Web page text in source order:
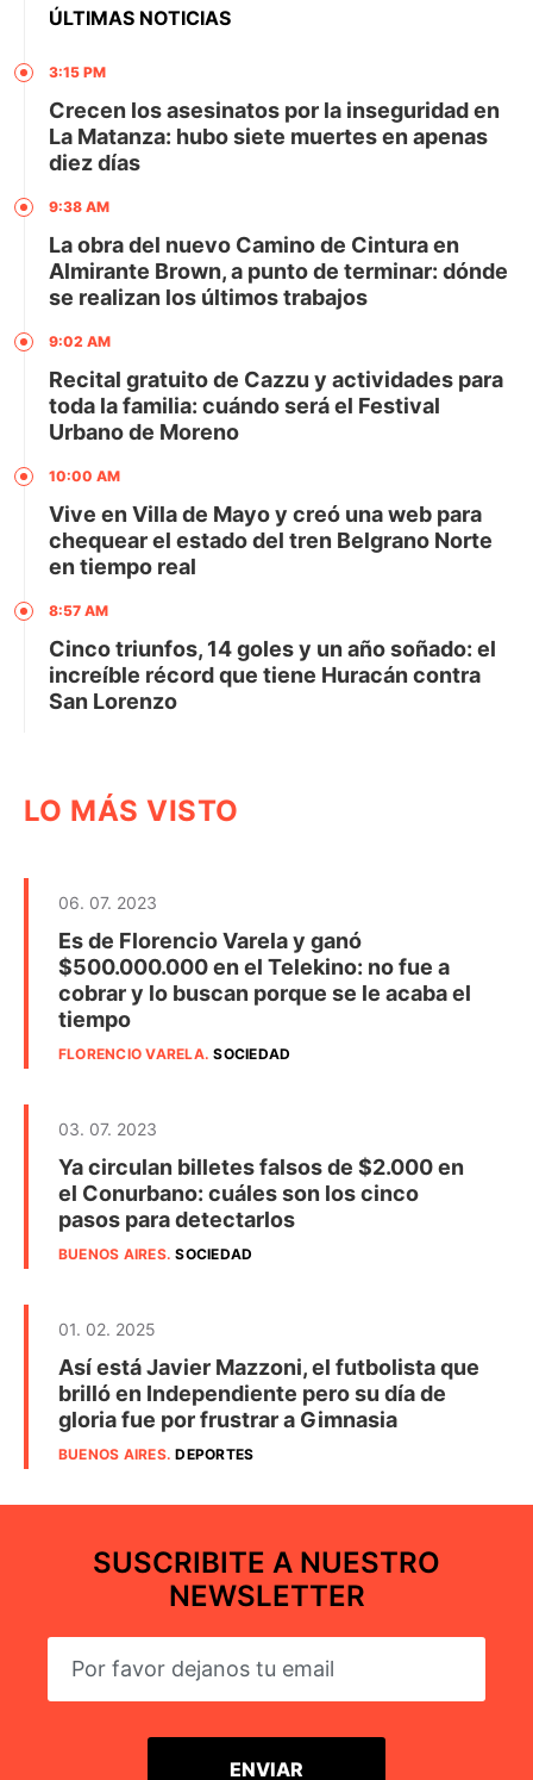
ÚLTIMAS NOTICIAS
3:15 PM
Crecen los asesinatos por la inseguridad en
La Matanza: hubo siete muertes en apenas
diez días
9:38 AM
La obra del nuevo Camino de Cintura en
Almirante Brown, a punto de terminar: dónde
se realizan los últimos trabajos
9:02 AM
Recital gratuito de Cazzu y actividades para
toda la familia: cuándo será el Festival
Urbano de Moreno
10:00 AM
Vive en Villa de Mayo y creó una web para
chequear el estado del tren Belgrano Norte
en tiempo real
8:57 AM
Cinco triunfos, 14 goles y un año soñado: el
increíble récord que tiene Huracán contra
San Lorenzo
LO MÁS VISTO
06. 07. 2023
Es de Florencio Varela y ganó
$500.000.000 en el Telekino: no fue a
cobrar y lo buscan porque se le acaba el
tiempo
FLORENCIO VARELA.SOCIEDAD
03. 07. 2023
Ya circulan billetes falsos de $2.000 en
el Conurbano: cuáles son los cinco
pasos para detectarlos
BUENOS AIRES.SOCIEDAD
01. 02. 2025
Así está Javier Mazzoni, el futbolista que
brilló en Independiente pero su día de
gloria fue por frustrar a Gimnasia
BUENOS AIRES.DEPORTES
SUSCRIBITE A NUESTRO
NEWSLETTER